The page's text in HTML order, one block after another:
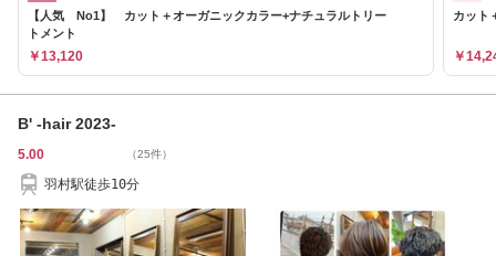
【人気 No1】 カット＋オーガニックカラー+ナチュラルトリー
トメント
￥13,120
カット
￥
B' -hair 2023-
5.00 （25件）
羽村駅徒歩10分